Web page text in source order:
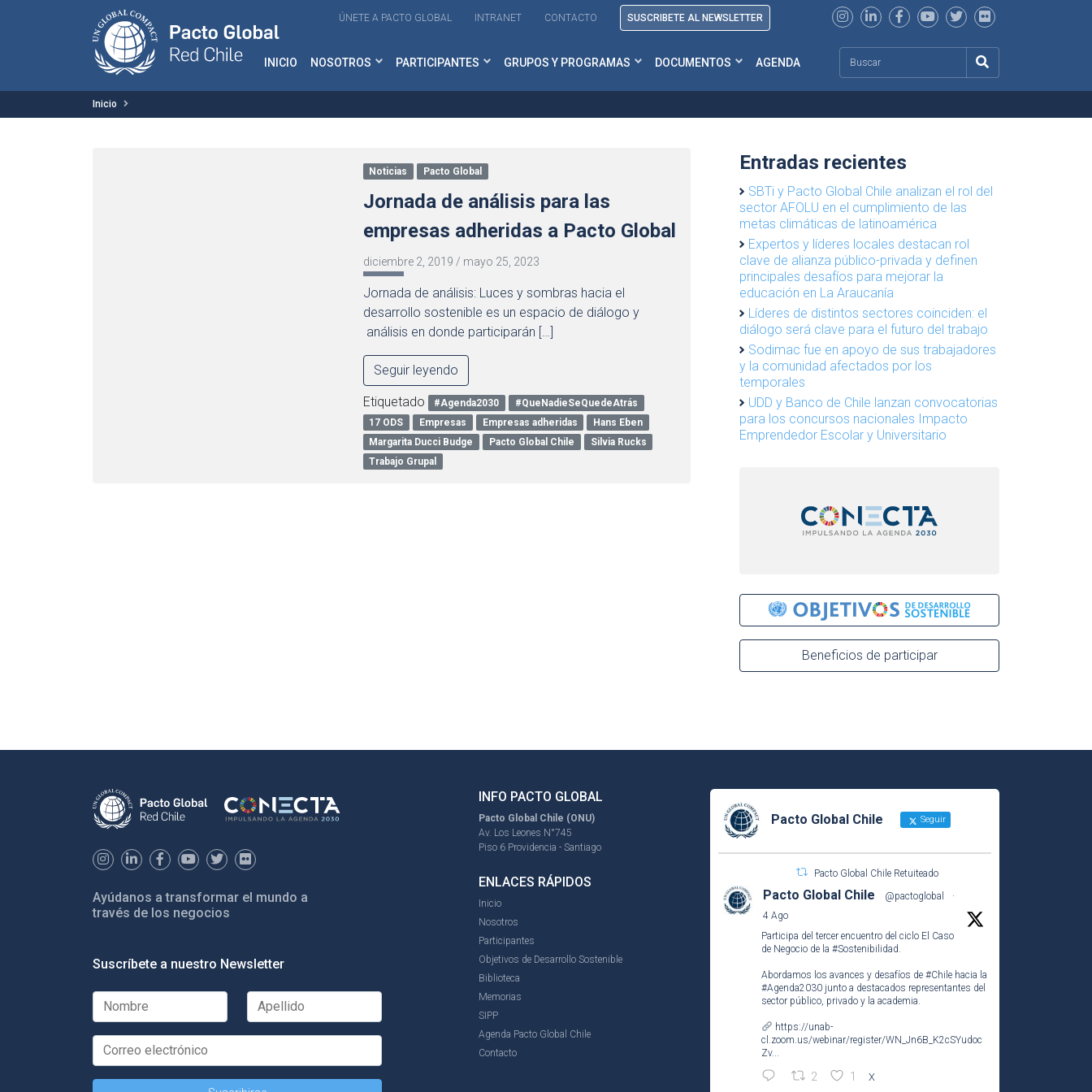
ÚNETE A PACTO GLOBAL INTRANET CONTACTO SUSCRIBETE AL NEWSLETTER
INICIO NOSOTROS PARTICIPANTES GRUPOS Y PROGRAMAS DOCUMENTOS AGENDA
Inicio
Noticias Pacto Global
Jornada de análisis para las
empresas adheridas a Pacto Global
diciembre 2, 2019 / mayo 25, 2023
Jornada de análisis: Luces y sombras hacia el
desarrollo sostenible es un espacio de diálogo y
análisis en donde participarán […]
Seguir leyendo
Etiquetado #Agenda2030
#QueNadieSeQuedeAtrás
17 ODS
Empresas Empresas adheridas
Hans Eben
Margarita Ducci Budge
Pacto Global Chile
Silvia Rucks
Trabajo Grupal
Entradas recientes
SBTi y Pacto Global Chile analizan el rol del
sector AFOLU en el cumplimiento de las
metas climáticas de latinoamérica
Expertos y líderes locales destacan rol
clave de alianza público-privada y definen
principales desafíos para mejorar la
educación en La Araucanía
Líderes de distintos sectores coinciden: el
diálogo será clave para el futuro del trabajo
Sodimac fue en apoyo de sus trabajadores
y la comunidad afectados por los
temporales
UDD y Banco de Chile lanzan convocatorias
para los concursos nacionales Impacto
Emprendedor Escolar y Universitario
Beneficios de participar
Ayúdanos a transformar el mundo a
través de los negocios
Suscríbete a nuestro Newsletter
INFO PACTO GLOBAL
Pacto Global Chile (ONU)
Av. Los Leones N°745
Piso 6 Providencia - Santiago
ENLACES RÁPIDOS
Inicio
Nosotros
Participantes
Objetivos de Desarrollo Sostenible
Biblioteca
Memorias
SIPP
Agenda Pacto Global Chile
Contacto
Pacto Global Chile Seguir
Pacto Global Chile Retuiteado
Pacto Global Chile @pactoglobal
·
4 Ago
Participa del tercer encuentro del ciclo El Caso
de Negocio de la #Sostenibilidad.
Abordamos los avances y desafíos de #Chile hacia la
#Agenda2030 junto a destacados representantes del
sector público, privado y la academia.
https://unab-
cl.zoom.us/webinar/register/WN_Jn6B_K2cSYudoc
Zv...
2 1 X